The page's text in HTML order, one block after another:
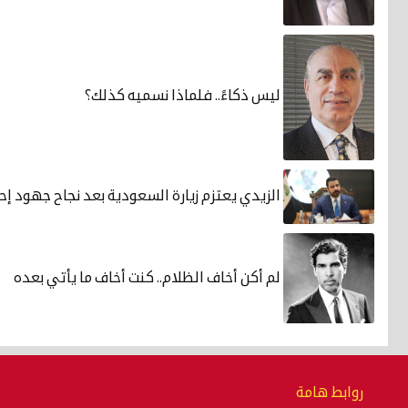
ليس ذكاءً.. فلماذا نسميه كذلك؟
الزيدي يعتزم زيارة السعودية بعد نجاح جهود
لم أكن أخاف الظلام.. كنت أخاف ما يأتي بعده
روابط هامة